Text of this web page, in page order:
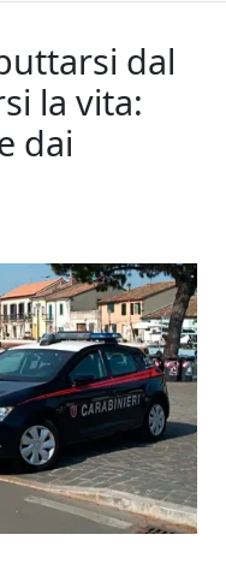
dal
la vita:
dai